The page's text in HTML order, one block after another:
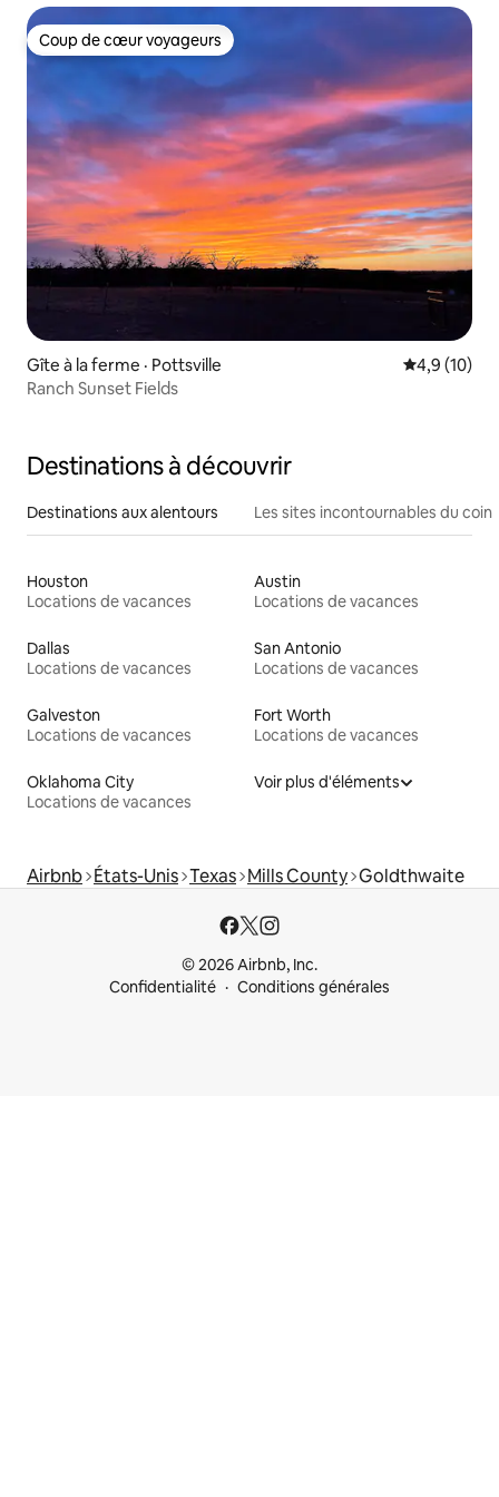
Coup de cœur voyageurs
Coup de cœur voyageurs
Gîte à la ferme · Pottsville Note
4,9 (10)
Ranch Sunset Fields
Destinations à découvrir
Destinations aux alentours Les sites incontournables du coin
Houston
Locations de vacances
Austin
Locations de vacances
Dallas
Locations de vacances
San Antonio
Locations de vacances
Galveston
Locations de vacances
Fort Worth
Locations de vacances
Oklahoma City
Locations de vacances
Voir plus d'éléments
Airbnb États-Unis Texas Mills County Goldthwaite
© 2026 Airbnb, Inc.
Confidentialité
Conditions générales